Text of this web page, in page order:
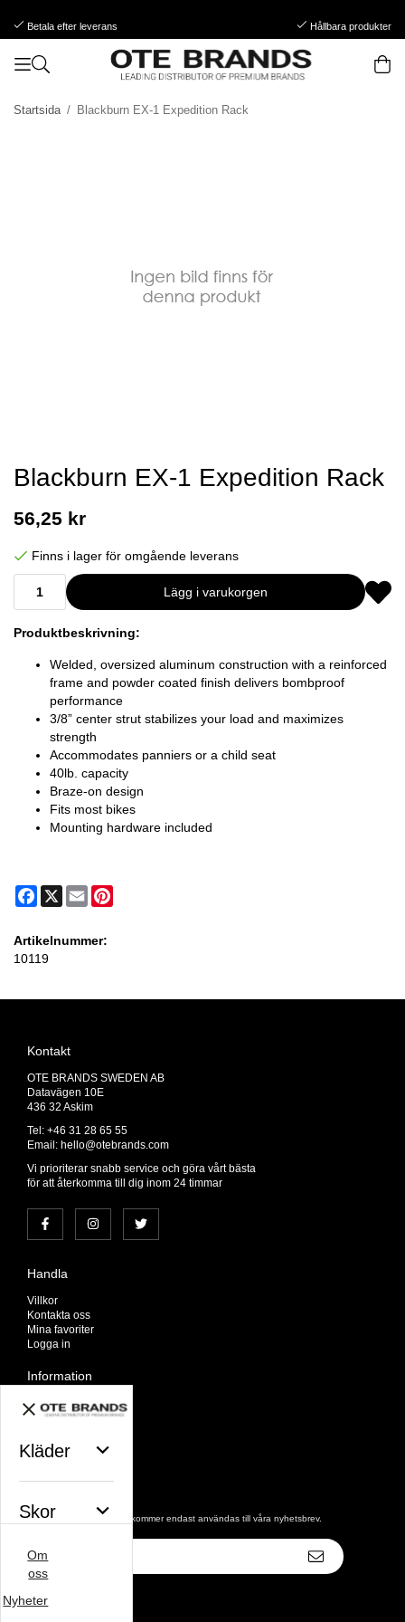
Betala efter leverans Hållbara produkter
Kläder
Skor
Väskor
Startsida / Blackburn EX-1 Expedition Rack
Blackburn EX-1 Expedition Rack
56,25 kr
Finns i lager för omgående leverans
Lägg i varukorgen
Produktbeskrivning:
Welded, oversized aluminum construction with a reinforced
frame and powder coated finish delivers bombproof
performance
3/8” center strut stabilizes your load and maximizes
strength
Accommodates panniers or a child seat
40lb. capacity
Braze-on design
Fits most bikes
Mounting hardware included
Facebook
X Email
Artikelnummer:
10119
Kontakt
OTE BRANDS SWEDEN AB
Datavägen 10E
436 32 Askim
Tel: +46 31 28 65 55
Email: hello@otebrands.com
Vi prioriterar snabb service och göra vårt bästa
för att återkomma till dig inom 24 timmar
Handla
Villkor
Kontakta oss
Mina favoriter
Logga in
Information
Om oss
Nyheter
Avtalskund
Om cookies
De uppgifter du matar in kommer endast användas till våra nyhetsbrev.
postadress
Om
oss
Nyheter